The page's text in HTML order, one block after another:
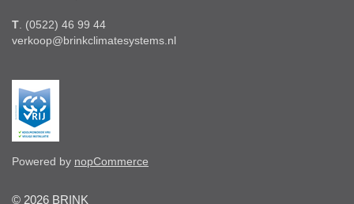
T . (0522) 46 99 44
verkoop@brinkclimatesystems.nl
Powered by nopCommerce
© 2026 BRINK